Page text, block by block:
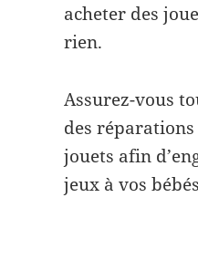
acheter des
rien.
Assurez-vous
des
jouets afin
jeux à vos